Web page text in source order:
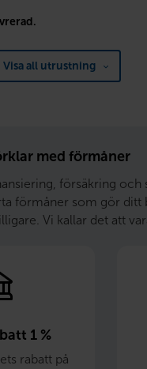
Visa all utrustning
med förmåner
försäkring och
förmåner som gör ditt
Vi kallar det att
1 %
rabatt på